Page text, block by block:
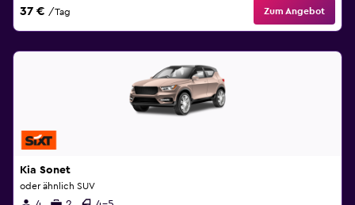
37 € /Tag Zum Angebot
Kia Sonet
oder ähnlich SUV